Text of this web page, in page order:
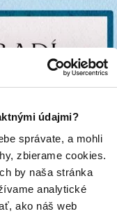
údajmi?
správate, a mohli
zbierame cookies.
by naša stránka
analytické
ako náš web